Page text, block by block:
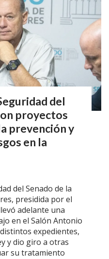
del
proyectos
prevención y
en la
del Senado de la
presidida por el
adelante una
en el Salón Antonio
expedientes,
y dio giro a otras
su tratamiento